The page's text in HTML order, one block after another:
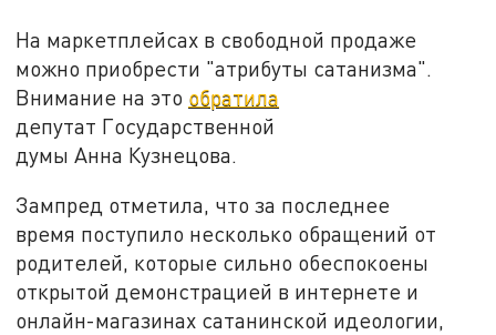
На маркетплейсах в свободной продаже
можно приобрести "атрибуты сатанизма".
Внимание на это обратила
депутат Государственной
думы Анна Кузнецова.
Зампред отметила, что за последнее
время поступило несколько обращений от
родителей, которые сильно обеспокоены
открытой демонстрацией в интернете и
онлайн-магазинах сатанинской идеологии,